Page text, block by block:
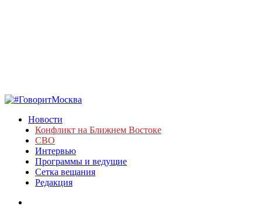
Новости
Конфликт на Ближнем Востоке
СВО
Интервью
Программы и ведущие
Сетка вещания
Редакция